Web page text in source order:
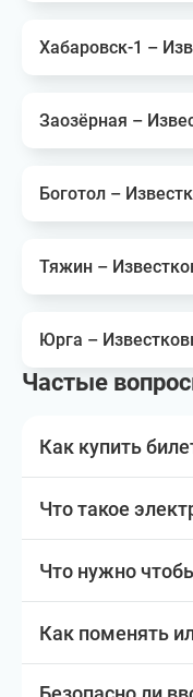
Хабаровск-1 –
Заозёрная –
Боготол –
Тяжин –
Юрга –
Частые
Как купить
Что такое
Что нужно
Как поменять